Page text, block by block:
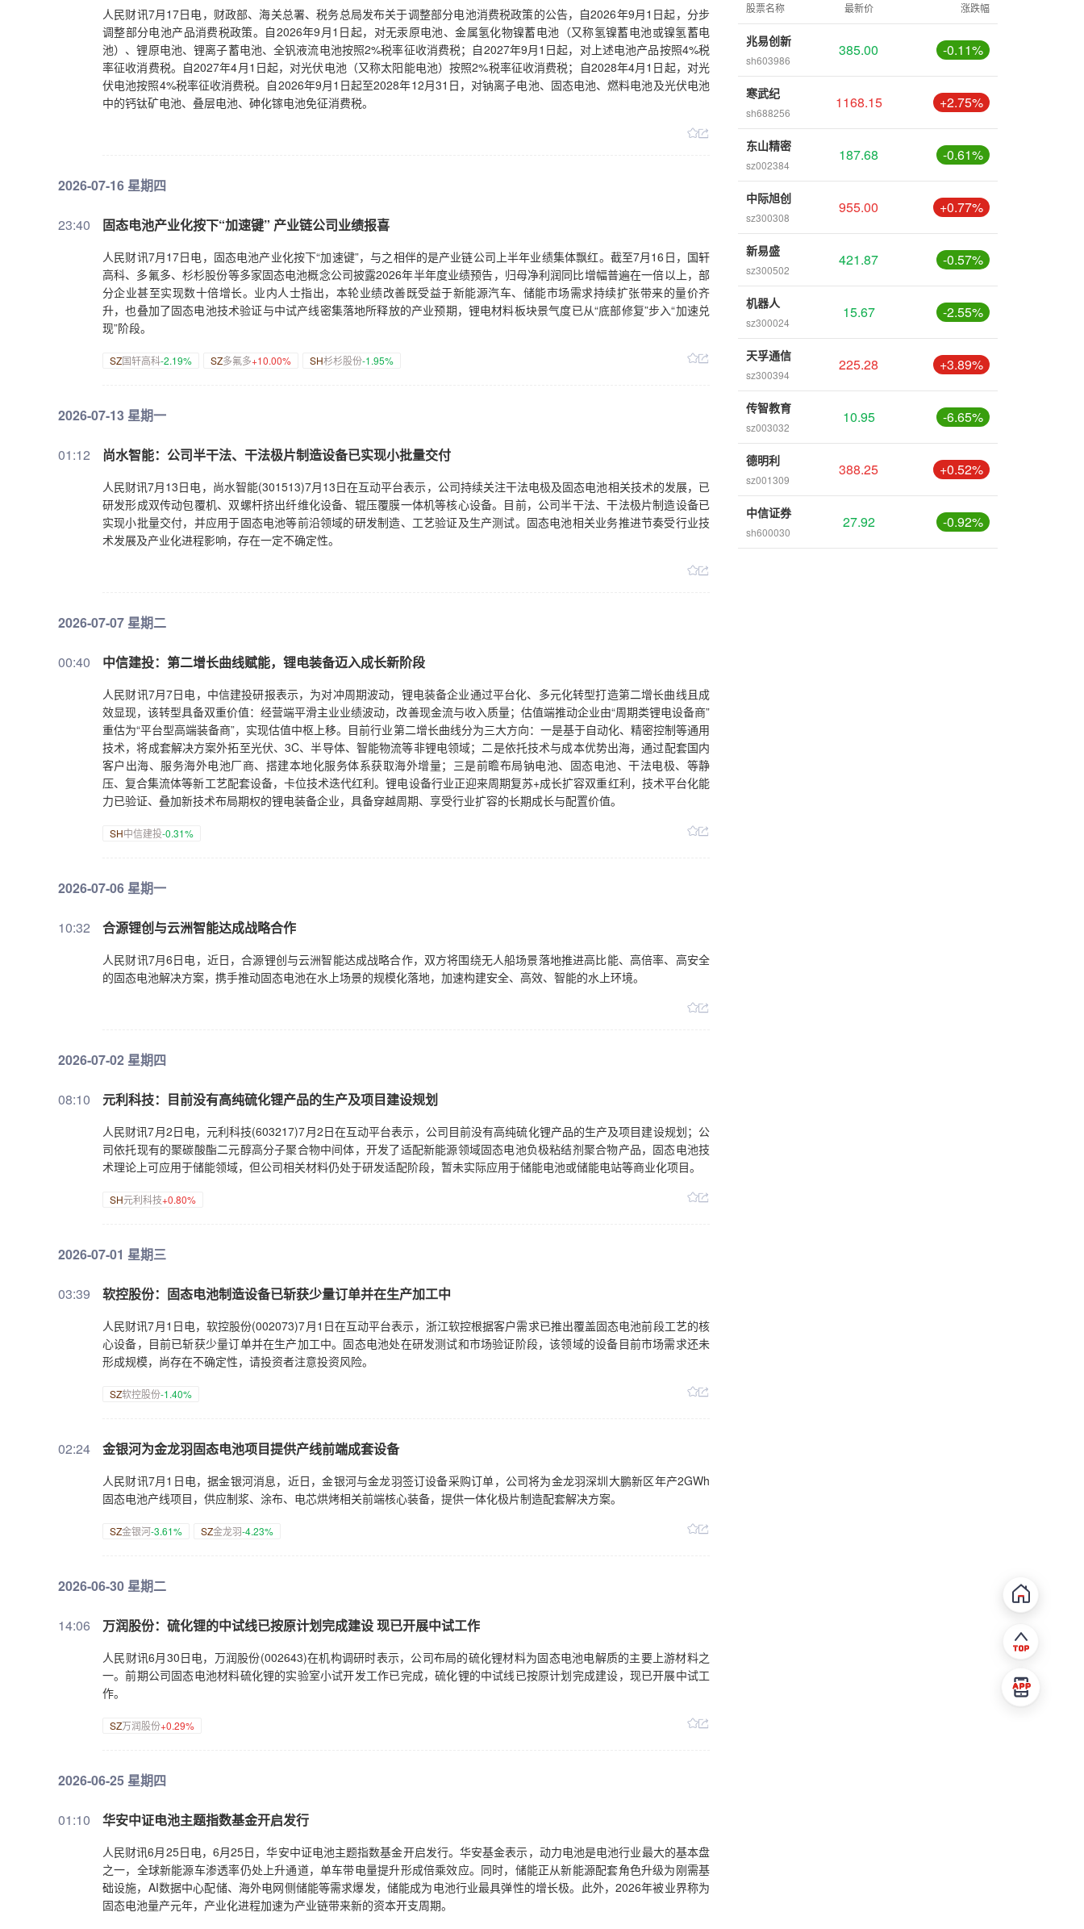
人民财讯7月17日电，财政部、海关总署、税务总局发布关于调整部分电池消费税政策的公告，自2026年9月1日起，分步
调整部分电池产品消费税政策。自2026年9月1日起，对无汞原电池、金属氢化物镍蓄电池（又称氢镍蓄电池或镍氢蓄电
池）、锂原电池、锂离子蓄电池、全钒液流电池按照2%税率征收消费税；自2027年9月1日起，对上述电池产品按照4%税
率征收消费税。自2027年4月1日起，对光伏电池（又称太阳能电池）按照2%税率征收消费税；自2028年4月1日起，对光
伏电池按照4%税率征收消费税。自2026年9月1日起至2028年12月31日，对钠离子电池、固态电池、燃料电池及光伏电池
中的钙钛矿电池、叠层电池、砷化镓电池免征消费税。
2026-07-16 星期四
23:40 固态电池产业化按下“加速键” 产业链公司业绩报喜
人民财讯7月17日电，固态电池产业化按下“加速键”，与之相伴的是产业链公司上半年业绩集体飘红。截至7月16日，国轩
高科、多氟多、杉杉股份等多家固态电池概念公司披露2026年半年度业绩预告，归母净利润同比增幅普遍在一倍以上，部
分企业甚至实现数十倍增长。业内人士指出，本轮业绩改善既受益于新能源汽车、储能市场需求持续扩张带来的量价齐
升，也叠加了固态电池技术验证与中试产线密集落地所释放的产业预期，锂电材料板块景气度已从“底部修复”步入“加速兑
现”阶段。
SZ国轩高科-2.19% SZ多氟多+10.00% SH杉杉股份-1.95%
2026-07-13 星期一
01:12 尚水智能：公司半干法、干法极片制造设备已实现小批量交付
人民财讯7月13日电，尚水智能(301513)7月13日在互动平台表示，公司持续关注干法电极及固态电池相关技术的发展，已
研发形成双传动包覆机、双螺杆挤出纤维化设备、辊压覆膜一体机等核心设备。目前，公司半干法、干法极片制造设备已
实现小批量交付，并应用于固态电池等前沿领域的研发制造、工艺验证及生产测试。固态电池相关业务推进节奏受行业技
术发展及产业化进程影响，存在一定不确定性。
2026-07-07 星期二
00:40 中信建投：第二增长曲线赋能，锂电装备迈入成长新阶段
人民财讯7月7日电，中信建投研报表示，为对冲周期波动，锂电装备企业通过平台化、多元化转型打造第二增长曲线且成
效显现，该转型具备双重价值：经营端平滑主业业绩波动，改善现金流与收入质量；估值端推动企业由“周期类锂电设备商”
重估为“平台型高端装备商”，实现估值中枢上移。目前行业第二增长曲线分为三大方向：一是基于自动化、精密控制等通用
技术，将成套解决方案外拓至光伏、3C、半导体、智能物流等非锂电领域；二是依托技术与成本优势出海，通过配套国内
客户出海、服务海外电池厂商、搭建本地化服务体系获取海外增量；三是前瞻布局钠电池、固态电池、干法电极、等静
压、复合集流体等新工艺配套设备，卡位技术迭代红利。锂电设备行业正迎来周期复苏+成长扩容双重红利，技术平台化能
力已验证、叠加新技术布局期权的锂电装备企业，具备穿越周期、享受行业扩容的长期成长与配置价值。
SH中信建投-0.31%
2026-07-06 星期一
10:32 合源锂创与云洲智能达成战略合作
人民财讯7月6日电，近日，合源锂创与云洲智能达成战略合作，双方将围绕无人船场景落地推进高比能、高倍率、高安全
的固态电池解决方案，携手推动固态电池在水上场景的规模化落地，加速构建安全、高效、智能的水上环境。
2026-07-02 星期四
08:10 元利科技：目前没有高纯硫化锂产品的生产及项目建设规划
人民财讯7月2日电，元利科技(603217)7月2日在互动平台表示，公司目前没有高纯硫化锂产品的生产及项目建设规划；公
司依托现有的聚碳酸酯二元醇高分子聚合物中间体，开发了适配新能源领域固态电池负极粘结剂聚合物产品，固态电池技
术理论上可应用于储能领域，但公司相关材料仍处于研发适配阶段，暂未实际应用于储能电池或储能电站等商业化项目。
SH元利科技+0.80%
2026-07-01 星期三
03:39 软控股份：固态电池制造设备已斩获少量订单并在生产加工中
人民财讯7月1日电，软控股份(002073)7月1日在互动平台表示，浙江软控根据客户需求已推出覆盖固态电池前段工艺的核
心设备，目前已斩获少量订单并在生产加工中。固态电池处在研发测试和市场验证阶段，该领域的设备目前市场需求还未
形成规模，尚存在不确定性，请投资者注意投资风险。
SZ软控股份-1.40%
02:24 金银河为金龙羽固态电池项目提供产线前端成套设备
人民财讯7月1日电，据金银河消息，近日，金银河与金龙羽签订设备采购订单，公司将为金龙羽深圳大鹏新区年产2GWh
固态电池产线项目，供应制浆、涂布、电芯烘烤相关前端核心装备，提供一体化极片制造配套解决方案。
SZ金银河-3.61% SZ金龙羽-4.23%
2026-06-30 星期二
14:06 万润股份：硫化锂的中试线已按原计划完成建设 现已开展中试工作
人民财讯6月30日电，万润股份(002643)在机构调研时表示，公司布局的硫化锂材料为固态电池电解质的主要上游材料之
一。前期公司固态电池材料硫化锂的实验室小试开发工作已完成，硫化锂的中试线已按原计划完成建设，现已开展中试工
作。
SZ万润股份+0.29%
2026-06-25 星期四
01:10 华安中证电池主题指数基金开启发行
人民财讯6月25日电，6月25日，华安中证电池主题指数基金开启发行。华安基金表示，动力电池是电池行业最大的基本盘
之一，全球新能源车渗透率仍处上升通道，单车带电量提升形成倍乘效应。同时，储能正从新能源配套角色升级为刚需基
础设施，AI数据中心配储、海外电网侧储能等需求爆发，储能成为电池行业最具弹性的增长极。此外，2026年被业界称为
固态电池量产元年，产业化进程加速为产业链带来新的资本开支周期。
股票名称 最新价 涨跌幅
兆易创新
sh603986
385.00 -0.11%
寒武纪
sh688256
1168.15 +2.75%
东山精密
sz002384
187.68 -0.61%
中际旭创
sz300308
955.00 +0.77%
新易盛
sz300502
421.87 -0.57%
机器人
sz300024
15.67 -2.55%
天孚通信
sz300394
225.28 +3.89%
传智教育
sz003032
10.95 -6.65%
德明利
sz001309
388.25 +0.52%
中信证券
sh600030
27.92 -0.92%